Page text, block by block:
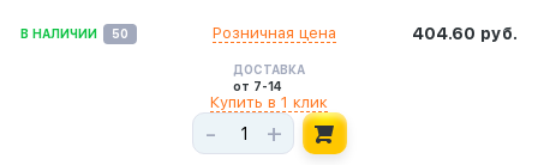
В НАЛИЧИИ 50 404.60 руб.
Розничная цена
ДОСТАВКА
от 7-14
- +
Купить в 1 клик